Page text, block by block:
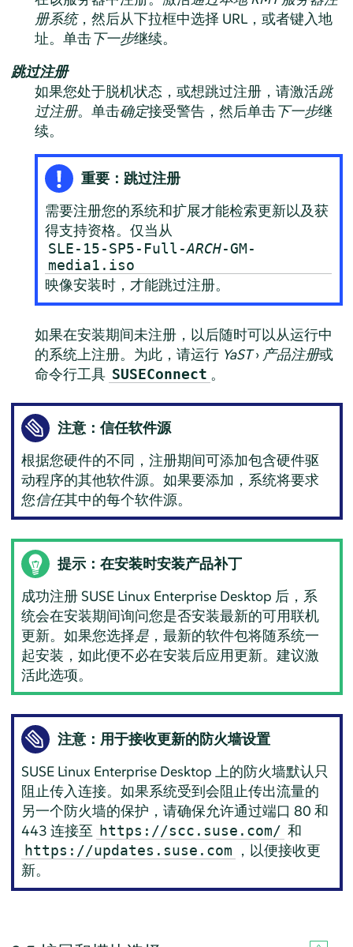
册系统，然后从下拉框中选择 URL，或者键入地
址。单击下一步继续。
跳过注册
如果您处于脱机状态，或想跳过注册，请激活跳
过注册。单击确定接受警告，然后单击下一步继
续。
重要：跳过注册
需要注册您的系统和扩展才能检索更新以及获
得支持资格。仅当从
SLE-15-SP5-Full-ARCH-GM-
media1.iso
映像安装时，才能跳过注册。
如果在安装期间未注册，以后随时可以从运行中
的系统上注册。为此，请运行 YaST› 产品注册或
命令行工具 SUSEConnect 。
注意：信任软件源
根据您硬件的不同，注册期间可添加包含硬件驱
动程序的其他软件源。如果要添加，系统将要求
您信任其中的每个软件源。
提示：在安装时安装产品补丁
成功注册 SUSE Linux Enterprise Desktop 后，系
统会在安装期间询问您是否安装最新的可用联机
更新。如果您选择是 ，最新的软件包将随系统一
起安装，如此便不必在安装后应用更新。建议激
活此选项。
注意：用于接收更新的防火墙设置
SUSE Linux Enterprise Desktop 上的防火墙默认只
阻止传入连接。如果系统受到会阻止传出流量的
另一个防火墙的保护，请确保允许通过端口 80 和
443 连接至 https://scc.suse.com/ 和
https://updates.suse.com
，以便接收更
新。